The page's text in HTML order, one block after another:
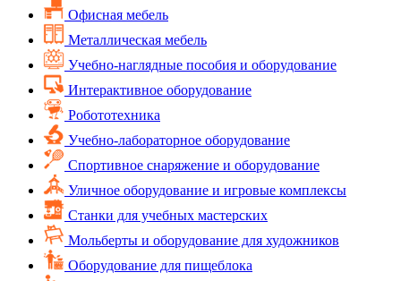
Офисная мебель
Металлическая мебель
Учебно-наглядные пособия и оборудование
Интерактивное оборудование
Робототехника
Учебно-лабораторное оборудование
Спортивное снаряжение и оборудование
Уличное оборудование и игровые комплексы
Cтанки для учебных мастерских
Мольберты и оборудование для художников
Оборудование для пищеблока